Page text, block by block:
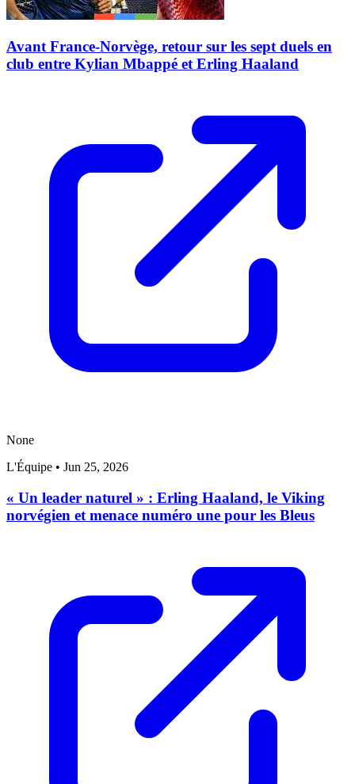
Avant France-Norvège, retour sur les sept duels en
club entre Kylian Mbappé et Erling Haaland
None
L'Équipe • Jun 25, 2026
« Un leader naturel » : Erling Haaland, le Viking
norvégien et menace numéro une pour les Bleus